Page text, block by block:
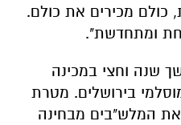
מכירים את כולם.
ומתחדשת".
שנה וחצי במכינה
בירושלים. מטרת
המלש"בים מבחינה